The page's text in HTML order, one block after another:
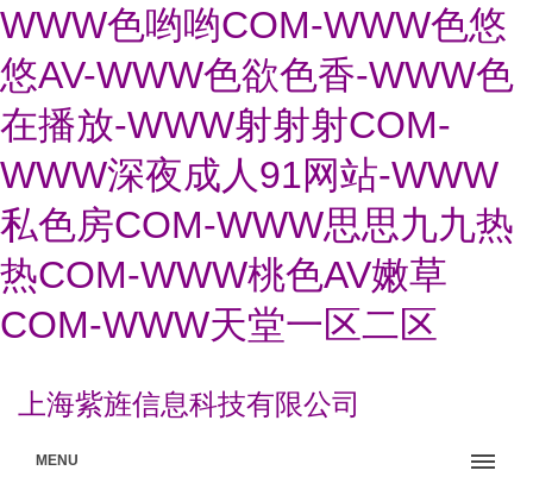
WWW色哟哟COM-WWW色悠
悠AV-WWW色欲色香-WWW色
在播放-WWW射射射COM-
WWW深夜成人91网站-WWW
私色房COM-WWW思思九九热
热COM-WWW桃色AV嫩草
COM-WWW天堂一区二区
上海紫旌信息科技有限公司
MENU